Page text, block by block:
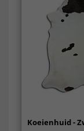
Koeienhuid -